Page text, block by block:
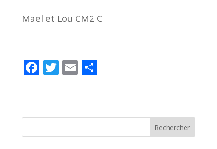
Mael et Lou CM2 C
F
b
T
er
E
l
P
g